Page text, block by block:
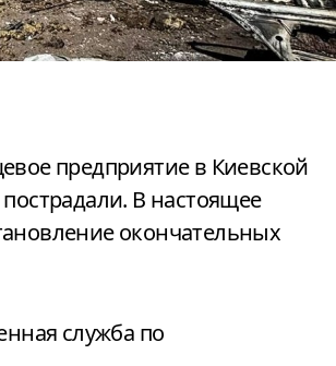
В настоящее
окончательных
служба по